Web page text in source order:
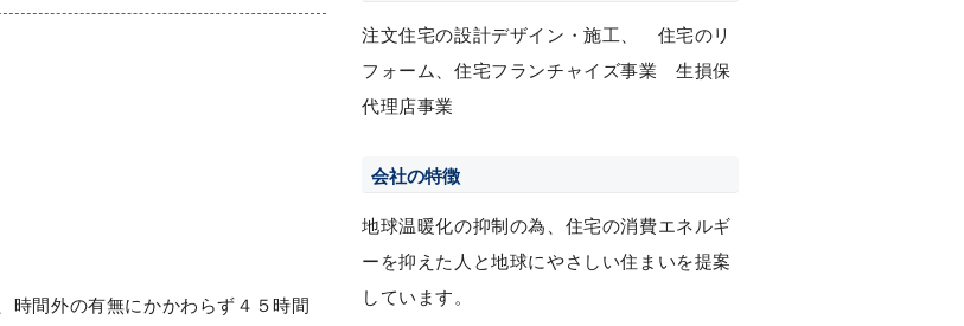
時間外の有無にかかわらず４５時間
注文住宅の設計デザイン・施工、 住宅のリ
フォーム、住宅フランチャイズ事業 生損保
代理店事業
会社の特徴
地球温暖化の抑制の為、住宅の消費エネルギ
ーを抑えた人と地球にやさしい住まいを提案
しています。